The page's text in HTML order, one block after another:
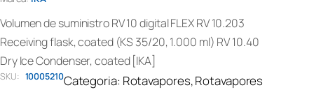
Volumen de suministro RV 10 digital FLEX RV 10.203
Receiving flask, coated (KS 35/20, 1.000 ml) RV 10.40
Dry Ice Condenser, coated [IKA]
SKU: 10005210Categoria: Rotavapores, Rotavapores